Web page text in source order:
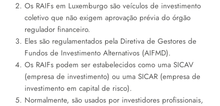
Os RAIFs em Luxemburgo são veículos de investimento
coletivo que não exigem aprovação prévia do órgão
regulador financeiro.
Eles são regulamentados pela Diretiva de Gestores de
Fundos de Investimento Alternativos (AIFMD).
Os RAIFs podem ser estabelecidos como uma SICAV
(empresa de investimento) ou uma SICAR (empresa de
investimento em capital de risco).
Normalmente, são usados por investidores profissionais,